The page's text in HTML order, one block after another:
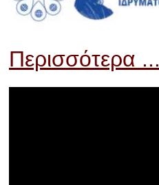
Περισσότερα ...